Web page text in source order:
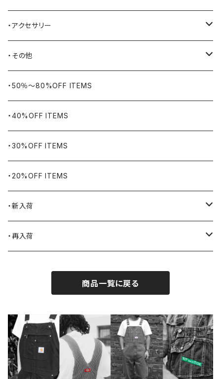
BELSTAFF
BIG BILL
WORKERS BIGDAY
BHADUR
Bills KHAKIS
BLUCO
Blundstone
BLACK JACK BOOTS
BY ROBERT JAMES
CAMBER
Carhartt
ツールバッグ
・アクセサリー
バングル・ブレスレット
リング
ネックレス・ペンダント
ピンズ・ブローチ
腕時計
・その他
ヴィンテージ
アウトドア用品
ナバホラグ・ビンテージラグ
ブランケット
食品
ライター
エプロン
バイク用品
・50％〜80%OFF ITEMS
・40%OFF ITEMS
・30%OFF ITEMS
・20%OFF ITEMS
・新入荷
2026.7.31
2026.7.6
2026.6.29
・再入荷
2026.7.30
2026.7.23
商品一覧に戻る